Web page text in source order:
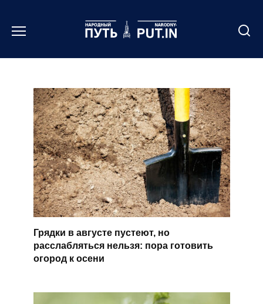
содержанию
Грядки в августе пустеют, но
расслабляться нельзя: пора готовить
огород к осени